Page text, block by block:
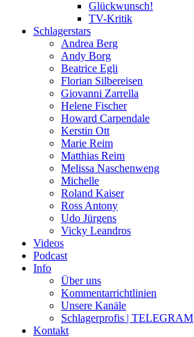
Glückwunsch!
TV-Kritik
Schlagerstars
Andrea Berg
Andy Borg
Beatrice Egli
Florian Silbereisen
Giovanni Zarrella
Helene Fischer
Howard Carpendale
Kerstin Ott
Marie Reim
Matthias Reim
Melissa Naschenweng
Michelle
Roland Kaiser
Ross Antony
Udo Jürgens
Vicky Leandros
Videos
Podcast
Info
Über uns
Kommentarrichtlinien
Unsere Kanäle
Schlagerprofis | TELEGRAM
Kontakt